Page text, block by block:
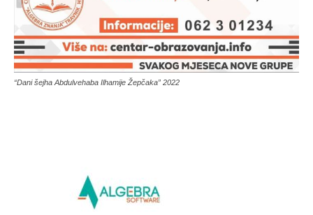
“Dani šejha Abdulvehaba Ilhamije Žepčaka” 2022